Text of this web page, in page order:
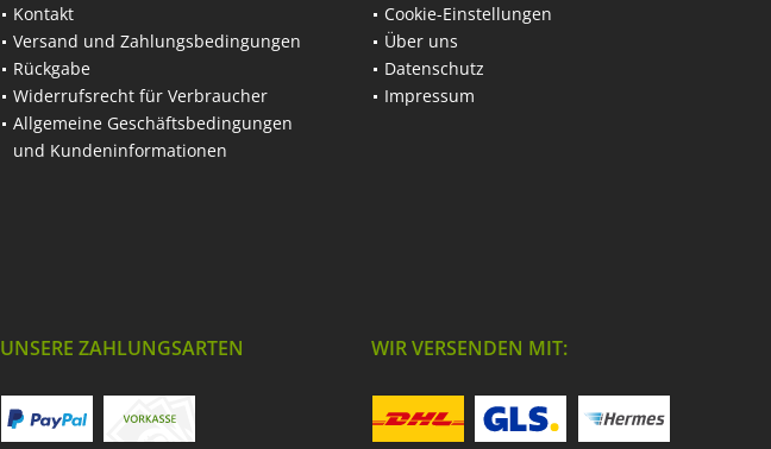
Kontakt
Versand und Zahlungsbedingungen
Rückgabe
Widerrufsrecht für Verbraucher
Allgemeine Geschäftsbedingungen
und Kundeninformationen
Cookie-Einstellungen
Über uns
Datenschutz
Impressum
UNSERE ZAHLUNGSARTEN WIR VERSENDEN MIT: